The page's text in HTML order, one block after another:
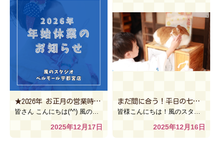
★2026年 お正月の営業時間のお知らせ★【風のスタジオ ベルモール宇都宮店】
2025年12月17日
まだ間に合う！平日の七五三撮影はお得がいっぱいです♪【風のスタジオ古河本店】
2025年12月16日